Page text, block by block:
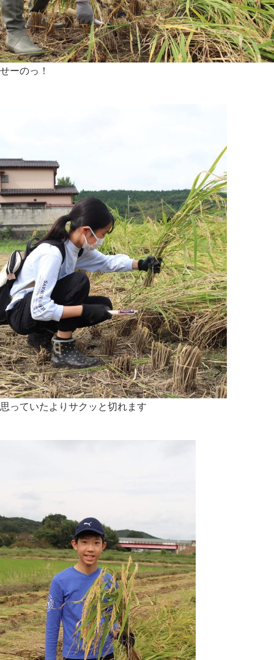
せーのっ！
思っていたよりサクッと切れます